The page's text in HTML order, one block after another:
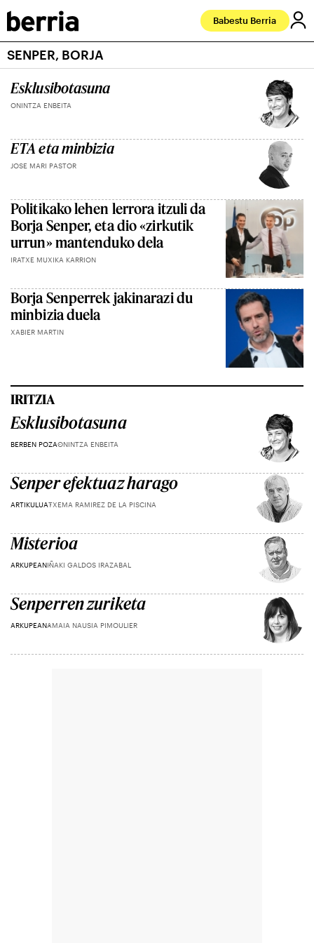
Babestu Berria
SENPER, BORJA
Esklusibotasuna
ONINTZA ENBEITA
ETA eta minbizia
JOSE MARI PASTOR
Politikako lehen lerrora itzuli da
Borja Senper, eta dio «zirkutik
urrun» mantenduko dela
IRATXE MUXIKA KARRION
Borja Senperrek jakinarazi du
minbizia duela
XABIER MARTIN
IRITZIA
Esklusibotasuna
BERBEN POZAONINTZA ENBEITA
Senper efektuaz harago
ARTIKULUATXEMA RAMIREZ DE LA PISCINA
Misterioa
ARKUPEANIÑAKI GALDOS IRAZABAL
Senperren zuriketa
ARKUPEANAMAIA NAUSIA PIMOULIER